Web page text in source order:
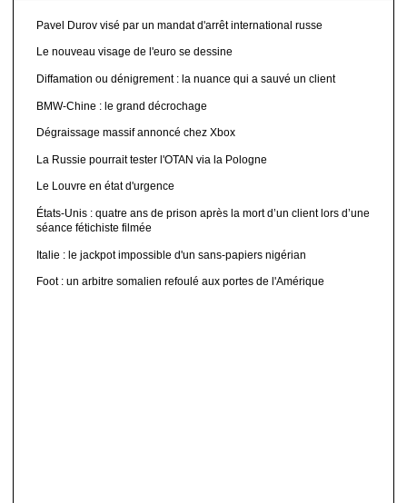
Pavel Durov visé par un mandat d'arrêt international russe
Le nouveau visage de l'euro se dessine
Diffamation ou dénigrement : la nuance qui a sauvé un client
BMW-Chine : le grand décrochage
Dégraissage massif annoncé chez Xbox
La Russie pourrait tester l'OTAN via la Pologne
Le Louvre en état d'urgence
États-Unis : quatre ans de prison après la mort d’un client lors d’une
séance fétichiste filmée
Italie : le jackpot impossible d'un sans-papiers nigérian
Foot : un arbitre somalien refoulé aux portes de l'Amérique